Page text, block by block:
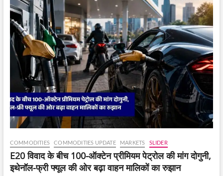
COMMODITIES COMMODITIES UPDATE MARKETS SLIDER
E20 विवाद के बीच 100-ऑक्टेन प्रीमियम पेट्रोल की मांग दोगुनी,
इथेनॉल-फ्री फ्यूल की ओर बढ़ा वाहन मालिकों का रुझान